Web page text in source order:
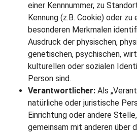
einer Kennnummer, zu
Kennung (z.B. Cookie) oder
besonderen Merkmalen
Ausdruck der physischen,
genetischen, psychischen,
kulturellen oder sozialen
Person sind.
Verantwortlicher: Als
natürliche oder juristische
Einrichtung oder andere
gemeinsam mit anderen über